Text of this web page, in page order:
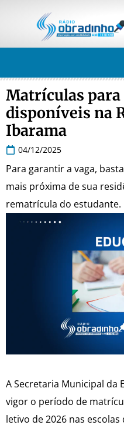
Matrículas para
disponíveis na
Ibarama
04/12/2025
Para garantir a vaga,
mais próxima de sua
rematrícula do estudante.
A Secretaria Municipal da
vigor o período de
letivo de 2026 nas